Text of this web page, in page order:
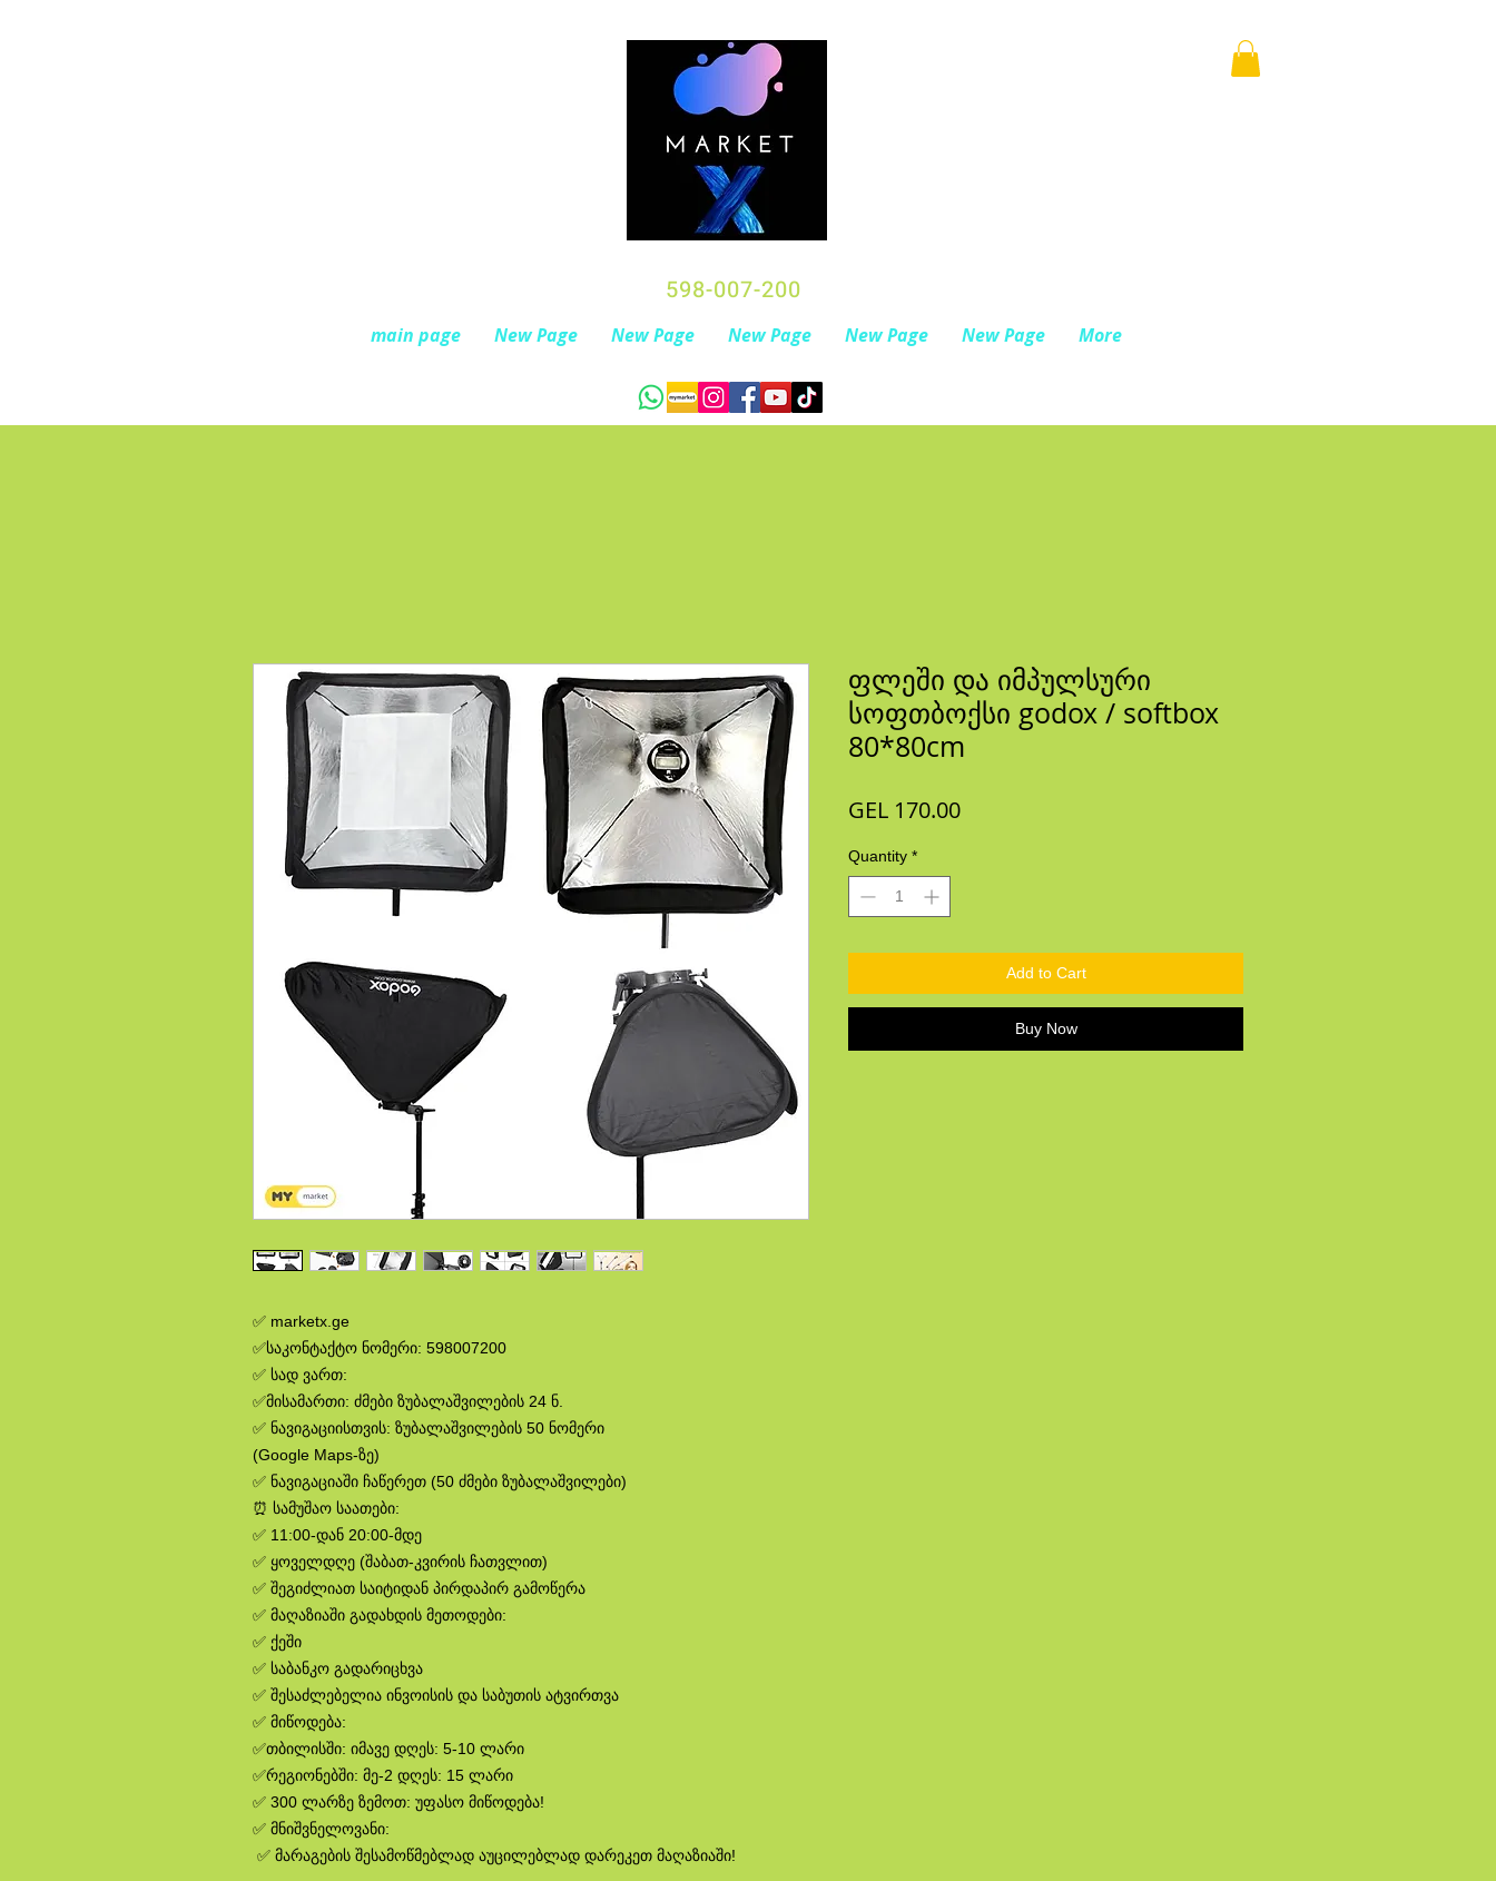
598-007-200
main page New Page New Page New Page New Page New Page More
✅ marketx.ge
✅საკონტაქტო ნომერი: 598007200
✅ სად ვართ:
✅მისამართი: ძმები ზუბალაშვილების 24 ნ.
✅ ნავიგაციისთვის: ზუბალაშვილების 50 ნომერი
(Google Maps-ზე)
✅ ნავიგაციაში ჩაწერეთ (50 ძმები ზუბალაშვილები)
⏰ სამუშაო საათები:
✅ 11:00-დან 20:00-მდე
✅ ყოველდღე (შაბათ-კვირის ჩათვლით)
✅ შეგიძლიათ საიტიდან პირდაპირ გამოწერა
✅ მაღაზიაში გადახდის მეთოდები:
✅ ქეში
✅ საბანკო გადარიცხვა
✅ შესაძლებელია ინვოისის და საბუთის ატვირთვა
✅ მიწოდება:
✅თბილისში: იმავე დღეს: 5-10 ლარი
✅რეგიონებში: მე-2 დღეს: 15 ლარი
✅ 300 ლარზე ზემოთ: უფასო მიწოდება!
✅ მნიშვნელოვანი:
✅ მარაგების შესამოწმებლად აუცილებლად დარეკეთ მაღაზიაში!
ფლეში და იმპულსური
სოფთბოქსი godox / softbox
80*80cm
GEL 170.00Price
Quantity *
Add to Cart
Buy Now